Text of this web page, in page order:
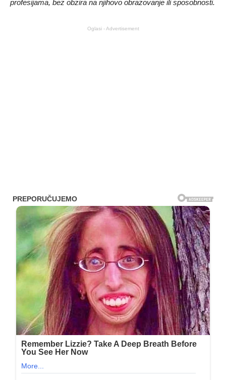
profesijama, bez obzira na njihovo obrazovanje ili sposobnosti.
Oglasi - Advertisement